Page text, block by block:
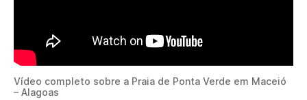
Vídeo completo sobre a Praia de Ponta Verde em Maceió
– Alagoas